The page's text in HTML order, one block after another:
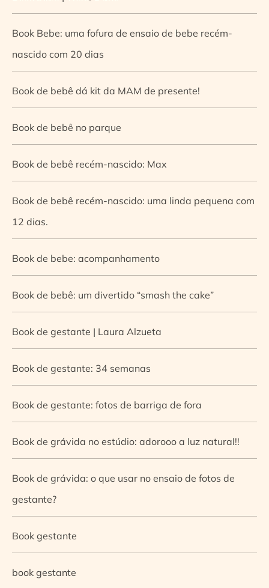
Book Bebe: uma fofura de ensaio de bebe recém-
nascido com 20 dias
Book de bebê dá kit da MAM de presente!
Book de bebê no parque
Book de bebê recém-nascido: Max
Book de bebê recém-nascido: uma linda pequena com
12 dias.
Book de bebe: acompanhamento
Book de bebê: um divertido “smash the cake”
Book de gestante | Laura Alzueta
Book de gestante: 34 semanas
Book de gestante: fotos de barriga de fora
Book de grávida no estúdio: adorooo a luz natural!!
Book de grávida: o que usar no ensaio de fotos de
gestante?
Book gestante
book gestante